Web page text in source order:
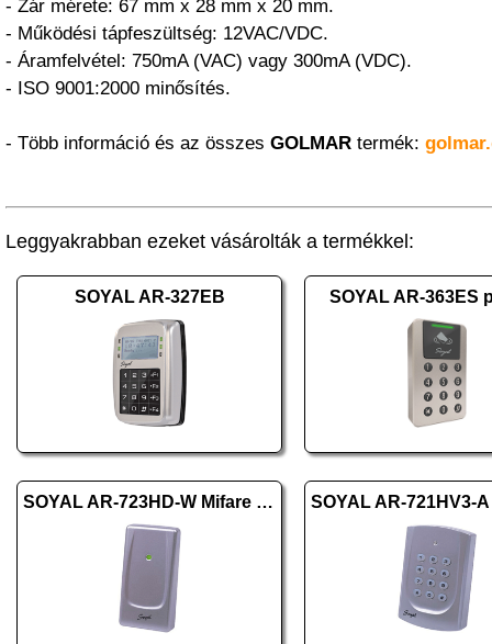
- Zár mérete: 67 mm x 28 mm x 20 mm.
- Működési tápfeszültség: 12VAC/VDC.
- Áramfelvétel: 750mA (VAC) vagy 300mA (VDC).
- ISO 9001:2000 minősítés.
- Több információ és az összes GOLMAR termék:
Leggyakrabban ezeket vásárolták a termékkel:
SOYAL AR-327EB SOYAL AR-363ES
SOYAL AR-723HD-W Mifare ezüst